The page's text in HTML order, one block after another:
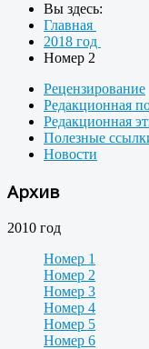
Вы здесь:
Главная
2018 год
Номер 2
Рецензирование
Редакционная
Редакционная
Полезные
Новости
Архив
2010 год
Номер 1
Номер 2
Номер 3
Номер 4
Номер 5
Номер 6